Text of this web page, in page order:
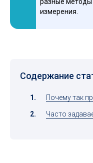
измерения.
Содержание
Почему так
Часто